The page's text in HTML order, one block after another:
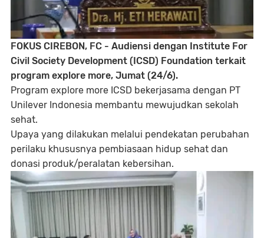
FOKUS CIREBON, FC - Audiensi dengan Institute For
Civil Society Development (ICSD) Foundation terkait
program explore more, Jumat (24/6).
Program explore more ICSD bekerjasama dengan PT
Unilever Indonesia membantu mewujudkan sekolah
sehat.
Upaya yang dilakukan melalui pendekatan perubahan
perilaku khususnya pembiasaan hidup sehat dan
donasi produk/peralatan kebersihan.